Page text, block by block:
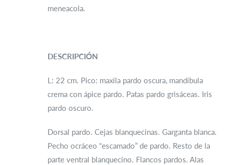
meneacola.
DESCRIPCIÓN
L: 22 cm. Pico: maxila pardo oscura, mandíbula
crema con ápice pardo. Patas pardo grisáceas. Iris
pardo oscuro.
Dorsal pardo. Cejas blanquecinas. Garganta blanca.
Pecho ocráceo “escamado” de pardo. Resto de la
parte ventral blanquecino. Flancos pardos. Alas